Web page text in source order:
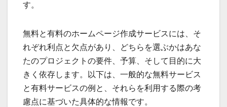
す。
無料と有料のホームページ作成サービスには、そ
れぞれ利点と欠点があり、どちらを選ぶかはあな
たのプロジェクトの要件、予算、そして目的に大
きく依存します。以下は、一般的な無料サービス
と有料サービスの例と、それらを利用する際の考
慮点に基づいた具体的な情報です。